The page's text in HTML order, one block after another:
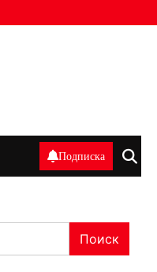
Подписка
Поиск